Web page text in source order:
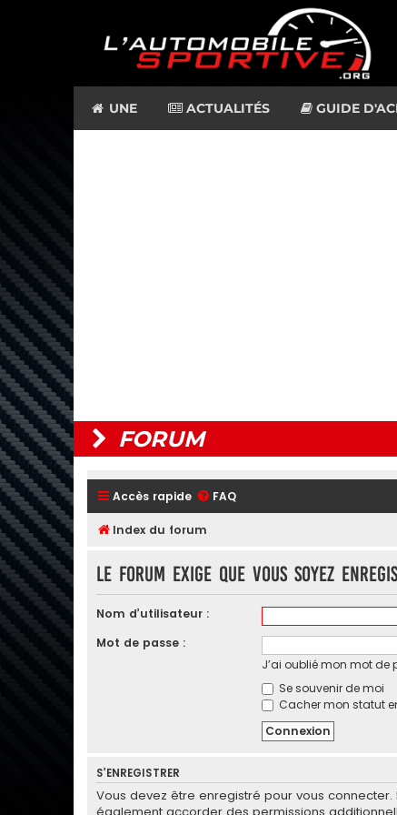
UNE ACTUALITÉS GUIDE
FORUM
Accès rapide FAQ
Index du forum
Le forum exige que vous soyez
Nom d’utilisateur :
Mot de passe :
J’ai oublié mon mot de
Se souvenir de moi
Cacher mon statut
S’ENREGISTRER
Vous devez être enregistré pour vous